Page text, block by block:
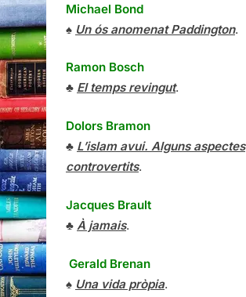
Michael Bond
♠ Un ós anomenat Paddington.
Ramon Bosch
♣ El temps revingut.
Dolors Bramon
♣ L’islam avui. Alguns aspectes
controvertits.
Jacques Brault
♣ À jamais.
Gerald Brenan
♠ Una vida pròpia.